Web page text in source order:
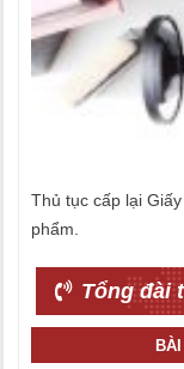
Thủ tục cấp lại
phẩm.
Tổng đài
BÀI